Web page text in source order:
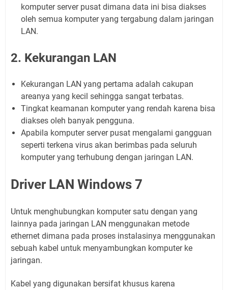
komputer server pusat dimana data ini bisa diakses
oleh semua komputer yang tergabung dalam jaringan
LAN.
2. Kekurangan LAN
Kekurangan LAN yang pertama adalah cakupan
areanya yang kecil sehingga sangat terbatas.
Tingkat keamanan komputer yang rendah karena bisa
diakses oleh banyak pengguna.
Apabila komputer server pusat mengalami gangguan
seperti terkena virus akan berimbas pada seluruh
komputer yang terhubung dengan jaringan LAN.
Driver LAN Windows 7
Untuk menghubungkan komputer satu dengan yang
lainnya pada jaringan LAN menggunakan metode
ethernet dimana pada proses instalasinya menggunakan
sebuah kabel untuk menyambungkan komputer ke
jaringan.
Kabel yang digunakan bersifat khusus karena